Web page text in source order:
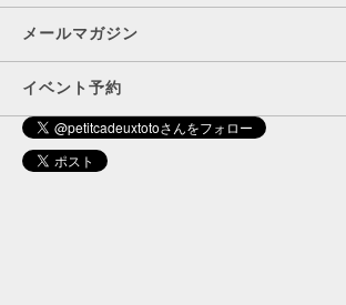
メールマガジン
イベント予約